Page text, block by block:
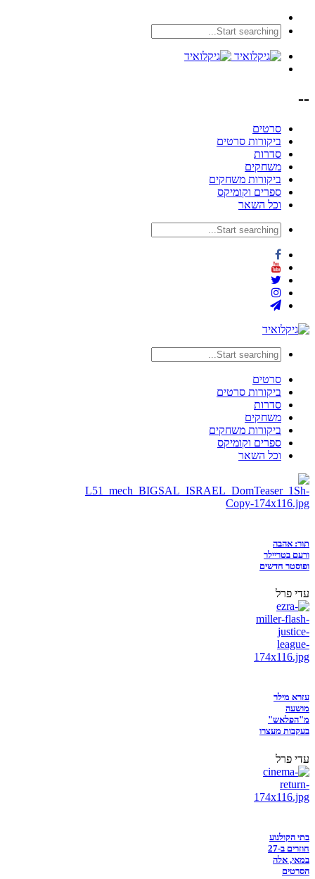
--
סרטים
ביקורות סרטים
סדרות
משחקים
ביקורות משחקים
ספרים וקומיקס
וכל השאר
סרטים
ביקורות סרטים
סדרות
משחקים
ביקורות משחקים
ספרים וקומיקס
וכל השאר
תור: אהבה
ורעם בטריילר
ופוסטר חדשים
עדי פרל
עזרא מילר
מושעה
מ"הפלאש"
בעקבות מעצרו
עדי פרל
בתי הקולנוע
חוזרים ב-27
במאי, אלה
הסרטים